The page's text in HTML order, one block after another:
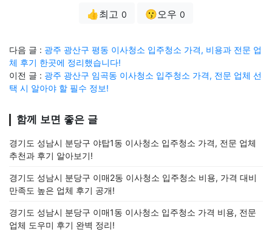
👍최고 0 😗오우 0
다음 글 : 광주 광산구 평동 이사청소 입주청소 가격, 비용과 전문 업
체 후기 한곳에 정리했습니다!
이전 글 : 광주 광산구 임곡동 이사청소 입주청소 가격, 전문 업체 선
택 시 알아야 할 필수 정보!
함께 보면 좋은 글
경기도 성남시 분당구 야탑1동 이사청소 입주청소 가격, 전문 업체
추천과 후기 알아보기!
경기도 성남시 분당구 이매2동 이사청소 입주청소 비용, 가격 대비
만족도 높은 업체 후기 공개!
경기도 성남시 분당구 이매1동 이사청소 입주청소 가격 비용, 전문
업체 도우미 후기 완벽 정리!